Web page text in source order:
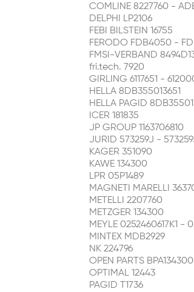
COMLINE 8227760 -
DELPHI LP2106
FEBI BILSTEIN 16755
FERODO FDB4050 -
FMSI-VERBAND
fri.tech. 7920
GIRLING 6117651 -
HELLA 8DB355013651
HELLA PAGID
ICER 181835
JP GROUP 1163706810
JURID 573259J -
KAGER 351090
KAWE 134300
LPR 05P1489
MAGNETI MARELLI
METELLI 2207760
METZGER 134300
MEYLE 0252460617K1 -
MINTEX MDB2929
NK 224796
OPEN PARTS BPA134300
OPTIMAL 12443
PAGID T1736